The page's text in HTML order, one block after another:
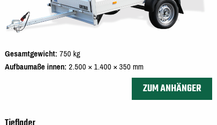
Gesamtgewicht 750 kg
Aufbaumaße innen 2.500 × 1.400 × 350 mm
ZUM ANHÄNGER